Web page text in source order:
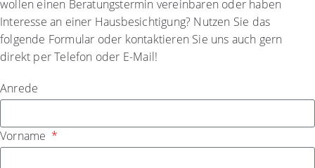
wollen einen Beratungstermin vereinbaren oder haben
Interesse an einer Hausbesichtigung? Nutzen Sie das
folgende Formular oder kontaktieren Sie uns auch gern
direkt per Telefon oder E-Mail!
Anrede
Vorname